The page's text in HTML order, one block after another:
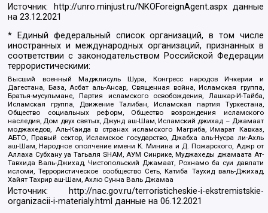
Источник: http://unro.minjust.ru/NKOForeignAgent.aspxданные
на23.12.2021
* Единый федеральный список организаций, в том числе
иностранных и международных организаций, признанных в
соответствии с законодательством Российской Федерации
террористическими:
Высший военный Маджлисуль Шура, Конгресс народов Ичкерии и
Дагестана, База, Асбат аль-Ансар, Священная война, Исламская группа,
Братья-мусульмане, Партия исламского освобождения, Лашкар-И-Тайба,
Исламская группа, Движение Талибан, Исламская партия Туркестана,
Общество социальных реформ, Общество возрождения исламского
наследия, Дом двух святых, Джунд аш-Шам, Исламский джихад – Джамаат
моджахедов, Аль-Каида в странах исламского Магриба, Имарат Кавказ,
АБТО, Правый сектор, Исламское государство, Джабха аль-Нусра ли-Ахль
аш-Шам, Народное ополчение имени К. Минина и Д. Пожарского, Аджр от
Аллаха Субхану уа Тагьаля SHAM, АУМ Синрике, Муджахеды джамаата Ат-
Тавхида Валь-Джихад, Чистопольский Джамаат, Рохнамо ба суи давлати
исломи, Террористическое сообщество Сеть, Катиба Таухид валь-Джихад,
Хайят Тахрир аш-Шам, Ахлю Сунна Валь Джамаа
Источник:
http://nac.gov.ru/terroristicheskie-i-ekstremistskie-
organizacii-i-materialy.html данные на06.12.2021